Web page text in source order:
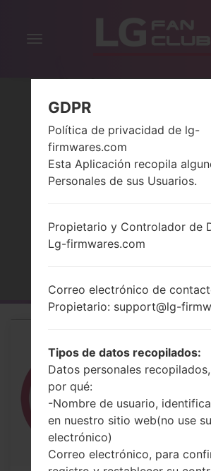
Alternar
GDPR
Política de privacidad de lg-
firmwares.com
Esta Aplicación recopila
Personales de sus Usuarios.
Propietario y Controlador de
Lg-firmwares.com
Correo electrónico de
Propietario: support@lg-
Tipos de datos recopilados:
Datos personales
por qué:
-Nombre de usuario,
en nuestro sitio web(no use
electrónico)
Correo electrónico, para